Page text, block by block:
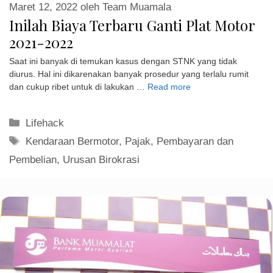
Inilah Biaya Terbaru Ganti Plat Motor
2021-2022
Maret 12, 2022 oleh Team Muamala
Saat ini banyak di temukan kasus dengan STNK yang tidak
diurus. Hal ini dikarenakan banyak prosedur yang terlalu rumit
dan cukup ribet untuk di lakukan … Read more
Kategori
Lifehack
Tag
Kendaraan Bermotor, Pajak, Pembayaran dan
Pembelian, Urusan Birokrasi